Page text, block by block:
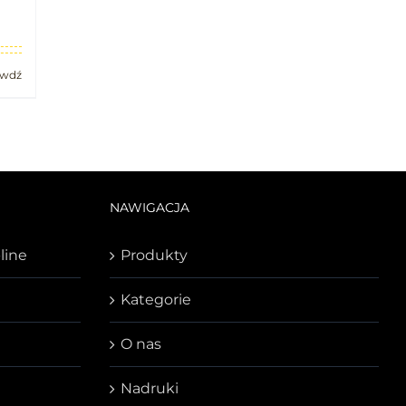
NAWIGACJA
Produkty
Kategorie
O nas
Nadruki